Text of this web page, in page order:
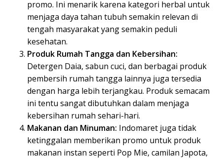
promo. Ini menarik karena kategori herbal untuk
menjaga daya tahan tubuh semakin relevan di
tengah masyarakat yang semakin peduli
kesehatan.
Produk Rumah Tangga dan Kebersihan:
Detergen Daia, sabun cuci, dan berbagai produk
pembersih rumah tangga lainnya juga tersedia
dengan harga lebih terjangkau. Produk semacam
ini tentu sangat dibutuhkan dalam menjaga
kebersihan rumah sehari-hari.
Makanan dan Minuman: Indomaret juga tidak
ketinggalan memberikan promo untuk produk
makanan instan seperti Pop Mie, camilan Japota,